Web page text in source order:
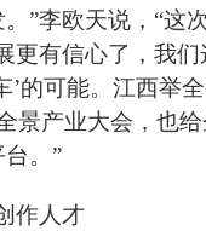
”李欧天说，“这
更有信心了，我
’的可能。江西举
景产业大会，也
。”
作人才